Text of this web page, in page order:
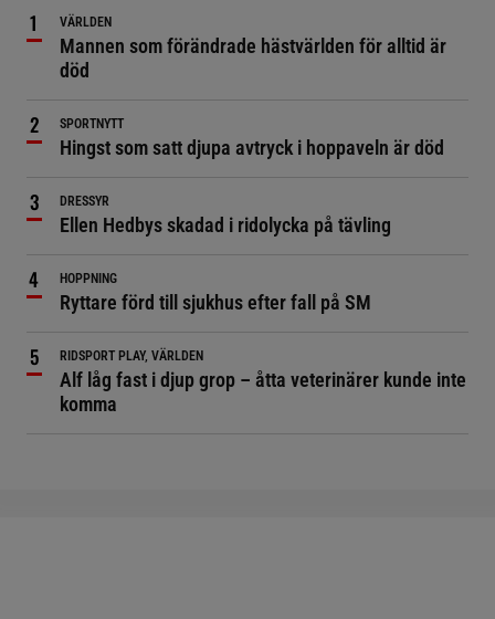
VÄRLDEN
Mannen som förändrade hästvärlden för alltid är
död
SPORTNYTT
Hingst som satt djupa avtryck i hoppaveln är död
DRESSYR
Ellen Hedbys skadad i ridolycka på tävling
HOPPNING
Ryttare förd till sjukhus efter fall på SM
RIDSPORT PLAY, VÄRLDEN
Alf låg fast i djup grop – åtta veterinärer kunde inte
komma